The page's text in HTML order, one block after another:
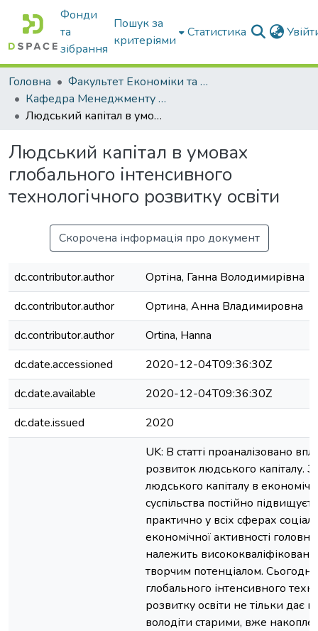
Фонди
та
зібрання
Пошук за
критеріями
Статистика
Головна
Факультет Економіки та бізнесу
Кафедра Менеджменту та публічного адміністрування
Людський капітал в умовах глобального інтенсивного технологічного розвитку освіти
Людський капітал в умовах
глобального інтенсивного
технологічного розвитку освіти
Скорочена інформація про документ
dc.contributor.author
Ортіна, Ганна Володимирівна
dc.contributor.author
Ортина, Анна Владимировна
dc.contributor.author
Ortina, Hanna
dc.date.accessioned
2020-12-04T09:36:30Z
dc.date.available
2020-12-04T09:36:30Z
dc.date.issued
2020
UK: В статті проаналізовано
розвиток людського капіталу.
людського капіталу в
суспільства постійно
практично у всіх сферах
економічної активності
належить
творчим потенціалом.
глобального інтенсивного
розвитку освіти не тільки дає
володіти старими, вже